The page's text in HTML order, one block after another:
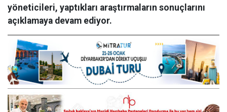
yöneticileri, yaptıkları araştırmaların sonuçlarını
açıklamaya devam ediyor.